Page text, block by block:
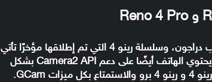
متوافقة جدًا مع معالجات سناب دراجون، وسلسلة رينو 4 التي تم إطلاقها مؤخرًا تأتي
برقاقة معالج سناب دراجون 720G. وليس هذا فحسب، بل يحتوي الهاتف أيضًا على دعم Camera2 API بشكل
افتراضي. لذا، يمكنك بكل سهولة تحميل جوجل كاميرا على رينو 4 و رينو 4 برو والاستمتاع بكل ميزات GCam.